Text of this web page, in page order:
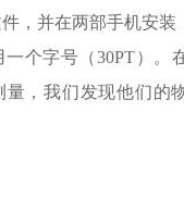
，并在两部手机安装
一个字号（30PT）。
量，我们发现他们的